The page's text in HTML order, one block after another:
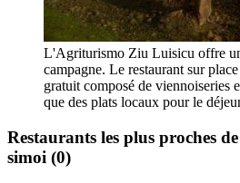
L'Agriturismo Ziu Luisicu offre
campagne. Le restaurant sur
gratuit composé de viennoiseries
que des plats locaux pour le
Restaurants les plus proches
simoi (0)